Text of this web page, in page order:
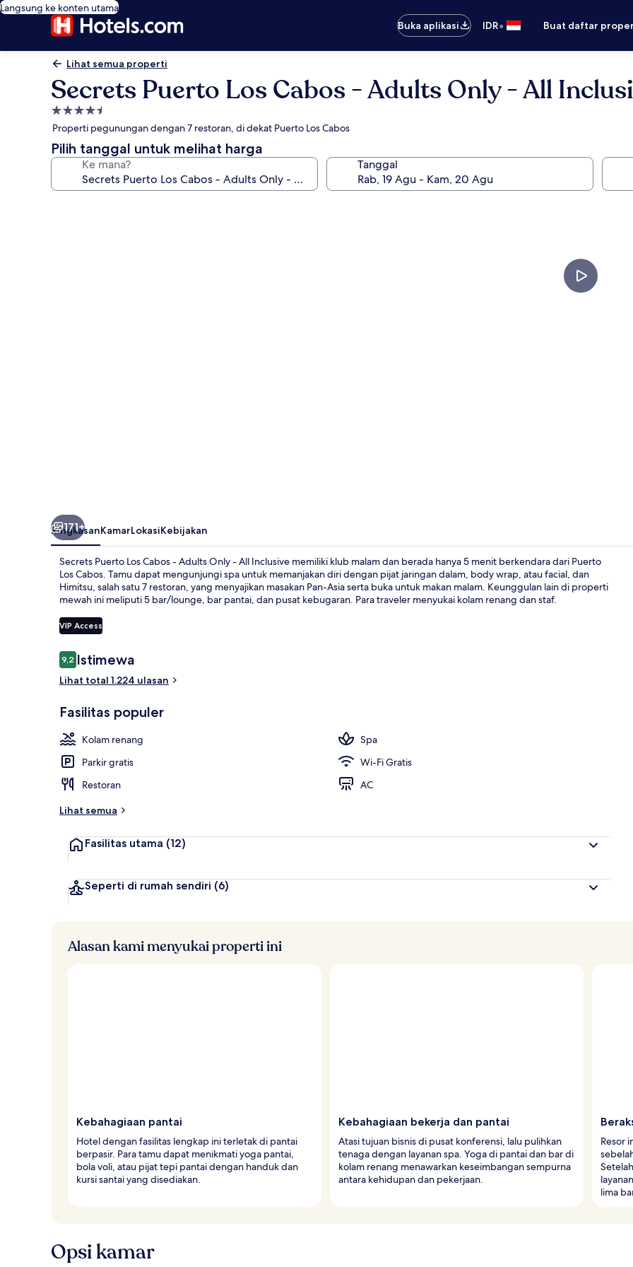
Langsung ke konten utama
Buka aplikasi
IDR• Buat daftar
Lihat semua properti
Secrets Puerto Los Cabos - Adults Only - All
Properti
bintang
4.5
Properti pegunungan dengan 7 restoran, di dekat Puerto Los Cabos
Pilih tanggal untuk melihat harga
Ke mana? Tanggal
171+
RingkasanKamarLokasiKebijakan
Secrets Puerto Los Cabos - Adults Only - All Inclusive memiliki klub malam dan berada hanya 5 menit berkendara dari Puerto
Los Cabos. Tamu dapat mengunjungi spa untuk memanjakan diri dengan pijat jaringan dalam, body wrap, atau facial, dan
Himitsu, salah satu 7 restoran, yang menyajikan masakan Pan-Asia serta buka untuk makan malam. Keunggulan lain di properti
mewah ini meliputi 5 bar/lounge, bar pantai, dan pusat kebugaran. Para traveler menyukai kolam renang dan staf.
VIP Access
Ulasan
9,29,2 dari 10
Istimewa
Lihat total 1.224 ulasan
Fasilitas populer
Kolam renang
Spa
Parkir gratis
Wi-Fi Gratis
Restoran
AC
Lihat semua
Fasilitas utama (12)
Seperti di rumah sendiri (6)
Alasan kami menyukai properti ini
Kebahagiaan pantai
Hotel dengan fasilitas lengkap ini terletak di pantai
berpasir. Para tamu dapat menikmati yoga pantai,
bola voli, atau pijat tepi pantai dengan handuk dan
kursi santai yang disediakan.
Kebahagiaan bekerja dan pantai
Atasi tujuan bisnis di pusat konferensi, lalu pulihkan
tenaga dengan layanan spa. Yoga di pantai dan bar di
kolam renang menawarkan keseimbangan sempurna
antara kehidupan dan pekerjaan.
Resor
lima
Opsi kamar